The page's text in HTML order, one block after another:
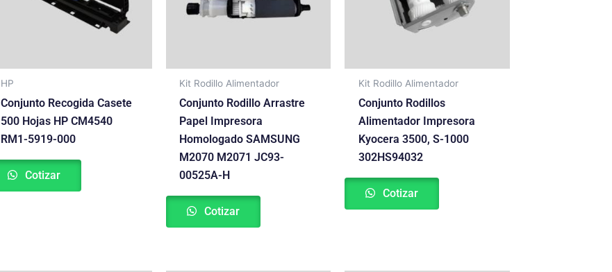
HP
Conjunto Recogida Casete
500 Hojas HP CM4540
RM1-5919-000
Cotizar
Kit Rodillo Alimentador
Conjunto Rodillo Arrastre
Papel Impresora
Homologado SAMSUNG
M2070 M2071 JC93-
00525A-H
Cotizar
Kit Rodillo Alimentador
Conjunto Rodillos
Alimentador Impresora
Kyocera 3500, S-1000
302HS94032
Cotizar